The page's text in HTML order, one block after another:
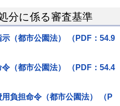
分に係る審査基準
（都市公園法） （PDF：54.9
（都市公園法） （PDF：54.4
負担命令（都市公園法） （P